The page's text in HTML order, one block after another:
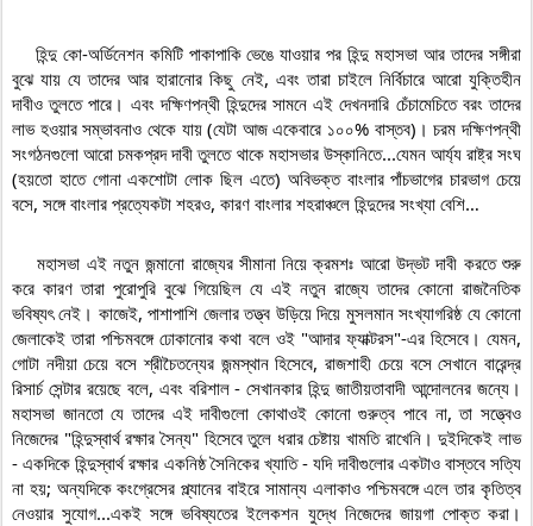
বুঝে যায় যে তাদের আর হারানোর কিছু নেই, এবং তারা চাইলে নির্বিচারে আরো যুক্তিহীন
দাবীও তুলতে পারে। এবং দক্ষিণপন্থী হিন্দুদের সামনে এই দেখনদারি চেঁচামেচিতে বরং তাদের
লাভ হওয়ার সম্ভাবনাও থেকে যায় (যেটা আজ একেবারে ১০০% বাস্তব)। চরম দক্ষিণপন্থী
সংগঠনগুলো আরো চমকপ্রদ দাবী তুলতে থাকে মহাসভার উস্কানিতে...যেমন আর্য্য রাষ্ট্র সংঘ
(হয়তো হাতে গোনা একশোটা লোক ছিল এতে) অবিভক্ত বাংলার পাঁচভাগের চারভাগ চেয়ে
বসে, সঙ্গে বাংলার প্রত্যেকটা শহরও, কারণ বাংলার শহরাঞ্চলে হিন্দুদের সংখ্যা বেশি…
    মহাসভা এই নতুন জন্মানো রাজ্যের সীমানা নিয়ে ক্রমশঃ আরো উদ্ভট দাবী করতে শুরু
করে কারণ তারা পুরোপুরি বুঝে গিয়েছিল যে এই নতুন রাজ্যে তাদের কোনো রাজনৈতিক
ভবিষ্যৎ নেই। কাজেই, পাশাপাশি জেলার তত্ত্ব উড়িয়ে দিয়ে মুসলমান সংখ্যাগরিষ্ঠ যে কোনো
জেলাকেই তারা পশ্চিমবঙ্গে ঢোকানোর কথা বলে ওই "আদার ফ্যাক্টরস"-এর হিসেবে। যেমন,
গোটা নদীয়া চেয়ে বসে শ্রীচৈতন্যের জন্মস্থান হিসেবে, রাজশাহী চেয়ে বসে সেখানে বারেন্দ্র
রিসার্চ সেন্টার রয়েছে বলে, এবং বরিশাল - সেখানকার হিন্দু জাতীয়তাবাদী আন্দোলনের জন্যে।
মহাসভা জানতো যে তাদের এই দাবীগুলো কোথাওই কোনো গুরুত্ব পাবে না, তা সত্ত্বেও
নিজেদের "হিন্দুস্বার্থ রক্ষার সৈন্য" হিসেবে তুলে ধরার চেষ্টায় খামতি রাখেনি। দুইদিকেই লাভ
- একদিকে হিন্দুস্বার্থ রক্ষার একনিষ্ঠ সৈনিকের খ্যাতি - যদি দাবীগুলোর একটাও বাস্তবে সত্যি
না হয়; অন্যদিকে কংগ্রেসের প্ল্যানের বাইরে সামান্য এলাকাও পশ্চিমবঙ্গে এলে তার কৃতিত্ব
নেওয়ার সুযোগ...একই সঙ্গে ভবিষ্যতের ইলেকশন যুদ্ধে নিজেদের জায়গা পোক্ত করা।